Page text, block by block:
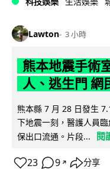
Lawton 3 小時
熊本地震手術
人、逃生門 網
熊本縣 7 月 28 日發生
下地震一刻，醫護人員
保出口流通。片段...
閱
23 9 ↗ 分享